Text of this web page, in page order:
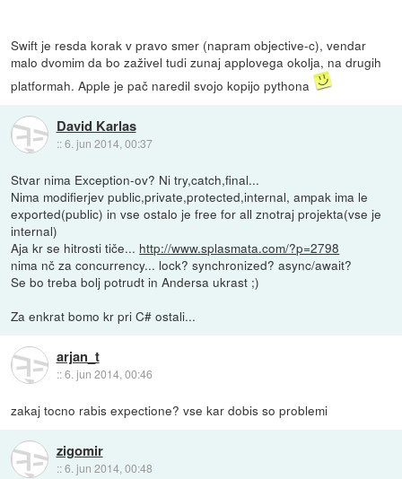
Swift je resda korak v pravo smer (napram objective-c), vendar
malo dvomim da bo zaživel tudi zunaj applovega okolja, na drugih
platformah. Apple je pač naredil svojo kopijo pythona
David Karlas
::6. jun 2014, 00:37
Stvar nima Exception-ov? Ni try,catch,final...
Nima modifierjev public,private,protected,internal, ampak ima le
exported(public) in vse ostalo je free for all znotraj projekta(vse je
internal)
Aja kr se hitrosti tiče... http://www.splasmata.com/?p=2798
nima nč za concurrency... lock? synchronized? async/await?
Se bo treba bolj potrudt in Andersa ukrast ;)
Za enkrat bomo kr pri C# ostali...
arjan_t
::6. jun 2014, 00:46
zakaj tocno rabis expectione? vse kar dobis so problemi
zigomir
::6. jun 2014, 00:48